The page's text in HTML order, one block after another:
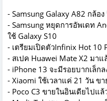
- Samsung Galaxy A82 กล้
- Samsung หยุดการอัพเดท
ใช้ Galaxy S10
- เตรียมเปิดตัวInfinix Hot 10
- สเปค Huawei Mate X2 มาแ
- iPhone 13 จะมีรอยบากเล็กล
- Xiaomi ใช้เวลาแค่ 21 วัน ข
- Poco C3 ขายในอินเดียไปแล้